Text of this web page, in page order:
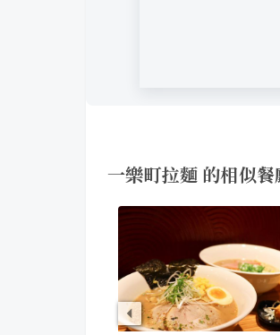
一樂町拉麵 的相似餐